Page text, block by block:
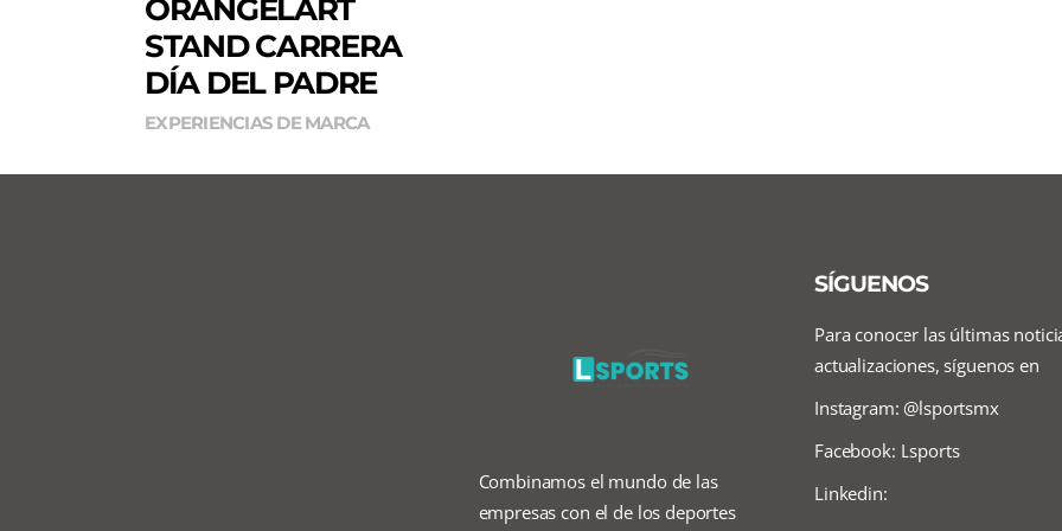
ORANGELART
STAND CARRERA
DÍA DEL PADRE
EXPERIENCIAS DE MARCA
Combinamos el mundo de las
empresas con el de los deportes
SÍGUENOS
Para conocer las últimas
actualizaciones, síguenos en
Instagram: @lsportsmx
Facebook: Lsports
Linkedin: